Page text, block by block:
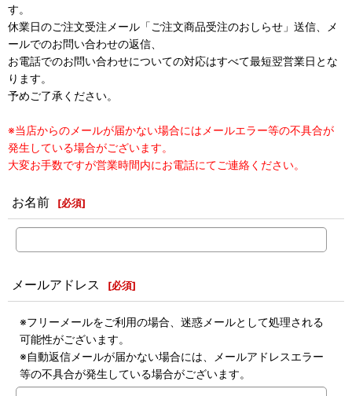
す。
休業日のご注文受注メール「ご注文商品受注のおしらせ」送信、メ
ールでのお問い合わせの返信、
お電話でのお問い合わせについての対応はすべて最短翌営業日とな
ります。
予めご了承ください。
※当店からのメールが届かない場合にはメールエラー等の不具合が
発生している場合がございます。
大変お手数ですが営業時間内にお電話にてご連絡ください。
お名前 [必須]
メールアドレス [必須]
※フリーメールをご利用の場合、迷惑メールとして処理される
可能性がございます。
※自動返信メールが届かない場合には、メールアドレスエラー
等の不具合が発生している場合がございます。